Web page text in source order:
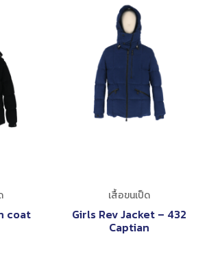
coat
เสื้อขนเป็ด
Girls Rev Jacket – 432
Captian